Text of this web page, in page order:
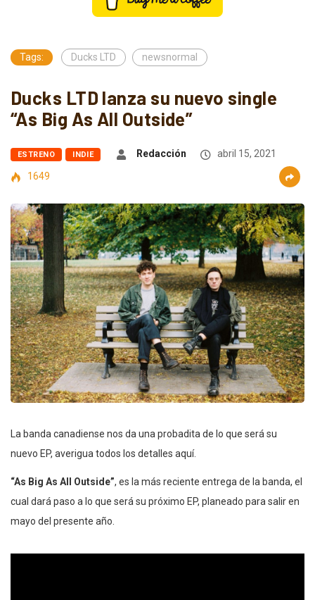
Tags: Ducks LTD newsnormal
Ducks LTD lanza su nuevo single
“As Big As All Outside”
ESTRENO INDIE Redacción
abril 15, 2021
1649
La banda canadiense nos da una probadita de lo que será su
nuevo EP, averigua todos los detalles aquí.
“As Big As All Outside”, es la más reciente entrega de la banda, el
cual dará paso a lo que será su próximo EP, planeado para salir en
mayo del presente año.